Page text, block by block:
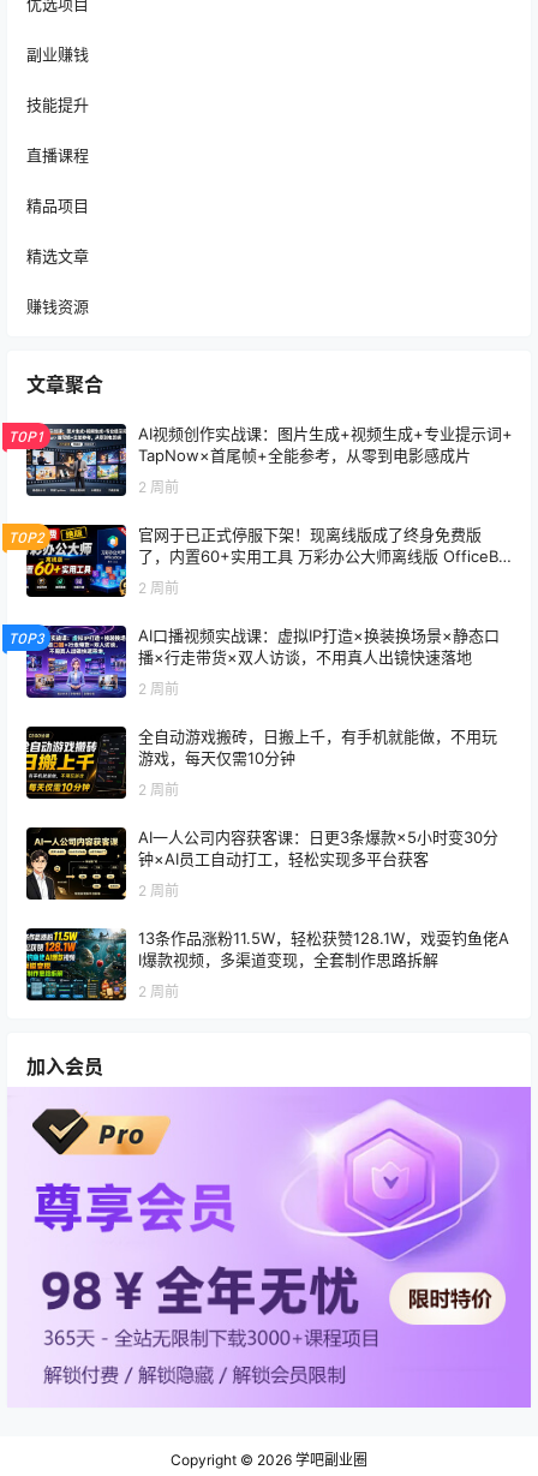
副业赚钱
技能提升
直播课程
精品项目
精选文章
赚钱资源
文章聚合
TOP1
AI视频创作实战课：图片生成+视频生成+专业提示词+
TapNow×首尾帧+全能参考，从零到电影感成片
2 周前
TOP2
官网于已正式停服下架！现离线版成了终身免费版
了，内置60+实用工具 万彩办公大师离线版 OfficeBo
2 周前
TOP3
AI口播视频实战课：虚拟IP打造×换装换场景×静态口
播×行走带货×双人访谈，不用真人出镜快速落地
2 周前
全自动游戏搬砖，日搬上千，有手机就能做，不用玩
游戏，每天仅需10分钟
2 周前
AI一人公司内容获客课：日更3条爆款×5小时变30分
钟×AI员工自动打工，轻松实现多平台获客
2 周前
13条作品涨粉11.5W，轻松获赞128.1W，戏耍钓鱼佬A
I爆款视频，多渠道变现，全套制作思路拆解
2 周前
加入会员
Copyright © 2026 学吧副业圈